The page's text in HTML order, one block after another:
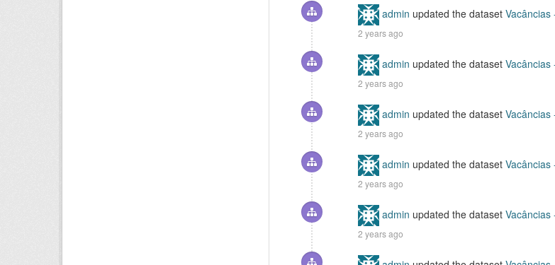
admin updated the dataset
2 years ago
admin updated the dataset
2 years ago
admin updated the dataset
2 years ago
admin updated the dataset
2 years ago
admin updated the dataset
2 years ago